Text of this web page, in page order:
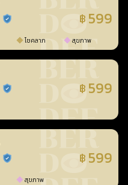
ร้านยืนยันแล้ว ฿ 599
โชคลาภ สุขภาพ
ร้านยืนยันแล้ว ฿ 599
ร้านยืนยันแล้ว ฿ 599
สุขภาพ